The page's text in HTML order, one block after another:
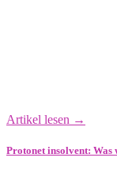
Artikel lesen →
Protonet insolvent: Was